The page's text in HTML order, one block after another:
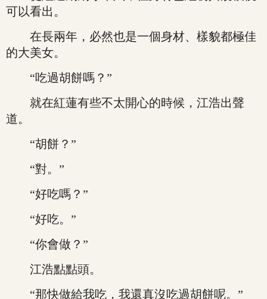
可以看出。
在長兩年，必然也是一個身材、樣貌都極佳
的大美女。
“吃過胡餅嗎？”
就在紅蓮有些不太開心的時候，江浩出聲
道。
“胡餅？”
“對。”
“好吃嗎？”
“好吃。”
“你會做？”
江浩點點頭。
“那快做給我吃，我還真沒吃過胡餅呢。”